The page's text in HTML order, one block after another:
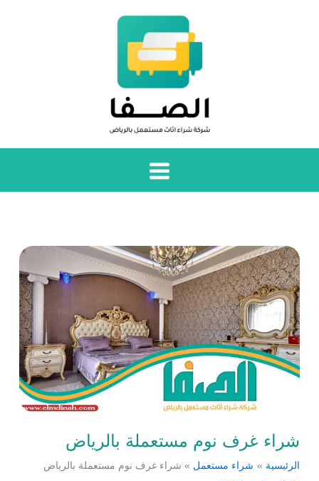
شراء غرف نوم مستعملة بالرياض
الرئيسية شراء مستعمل شراء غرف نوم مستعملة بالرياض